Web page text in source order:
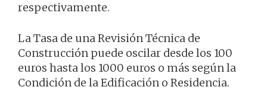
respectivamente.
La Tasa de una Revisión Técnica de
Construcción puede oscilar desde los 100
euros hasta los 1000 euros o más según la
Condición de la Edificación o Residencia.